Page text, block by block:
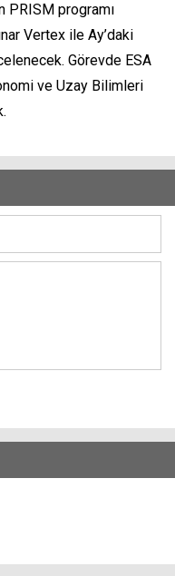
PRISM programı
Vertex ile Ay’daki
Görevde ESA
ve Uzay Bilimleri